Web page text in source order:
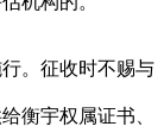
。征收时不赐与
衡宇权属证书、